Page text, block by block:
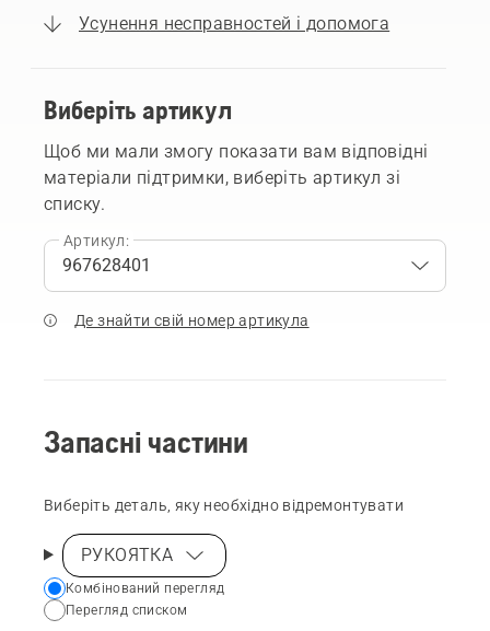
Усунення несправностей і допомога
Виберіть артикул
Щоб ми мали змогу показати вам відповідні
матеріали підтримки, виберіть артикул зі
списку.
Артикул:
Де знайти свій номер артикула
Запасні частини
Виберіть деталь, яку необхідно відремонтувати
РУКОЯТКА
Choose
your
Комбінований перегляд
Перегляд списком